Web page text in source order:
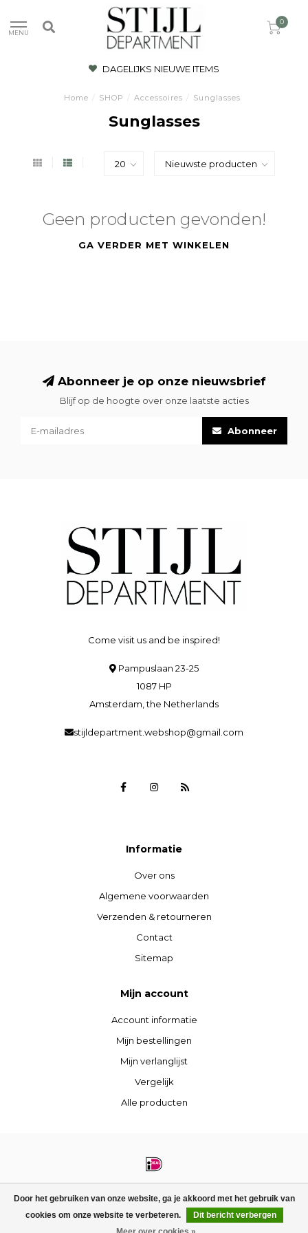
MENU
0
DAGELIJKS NIEUWE ITEMS
Home / SHOP / Accessoires / Sunglasses
Sunglasses
Geen producten gevonden!
GA VERDER MET WINKELEN
Door het gebruiken van onze website, ga je akkoord met het gebruik van
cookies om onze website te verbeteren.
Dit bericht verbergen
Abonneer je op onze nieuwsbrief
Blijf op de hoogte over onze laatste acties
Abonneer
Come visit us and be inspired!
Pampuslaan 23-25
1087 HP
Amsterdam, the Netherlands
stijldepartment.webshop@gmail.com
Informatie
Over ons
Algemene voorwaarden
Verzenden & retourneren
Contact
Sitemap
Mijn account
Account informatie
Mijn bestellingen
Mijn verlanglijst
Vergelijk
Alle producten
© Copyright 2026 STIJLdepartment - Powered byLightspeed- Theme by
Dyvelopment
FILTERS